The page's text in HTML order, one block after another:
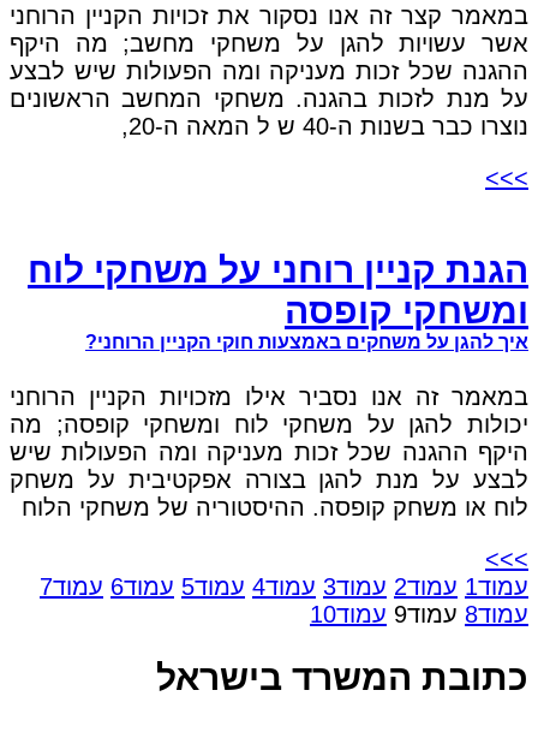
במאמר קצר זה אנו נסקור את זכויות הקניין הרוחני
אשר עשויות להגן על משחקי מחשב; מה היקף
ההגנה שכל זכות מעניקה ומה הפעולות שיש לבצע
על מנת לזכות בהגנה. משחקי המחשב הראשונים
נוצרו כבר בשנות ה-40 ש ל המאה ה-20,
>>>
הגנת קניין רוחני על משחקי לוח
ומשחקי קופסה
איך להגן על משחקים באמצעות חוקי הקניין הרוחני?
במאמר זה אנו נסביר אילו מזכויות הקניין הרוחני
יכולות להגן על משחקי לוח ומשחקי קופסה; מה
היקף ההגנה שכל זכות מעניקה ומה הפעולות שיש
לבצע על מנת להגן בצורה אפקטיבית על משחק
לוח או משחק קופסה. ההיסטוריה של משחקי הלוח
>>>
עמוד1 עמוד2 עמוד3 עמוד4 עמוד5 עמוד6 עמוד7
עמוד8 עמוד9 עמוד10
כתובת המשרד בישראל